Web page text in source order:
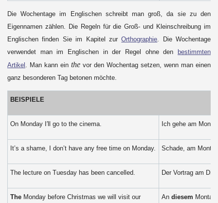
Die Wochentage im Englischen schreibt man groß, da sie zu den
Eigennamen zählen. Die Regeln für die Groß- und Kleinschreibung im
Englischen finden Sie im Kapitel zurOrthographie . Die Wochentage
verwendet man im Englischen in der Regel ohne denbestimmten
Artikel . Man kann ein the vor den Wochentag setzen, wenn man einen
ganz besonderen Tag betonen möchte.
BEISPIELE
On Monday I′ll go to the cinema. Ich gehe am
It’s a shame, I don’t have any free time on Monday. Schade, am
The lecture on Tuesday has been cancelled. Der Vortrag am
TheMonday before Christmas we will visit our
An diesem